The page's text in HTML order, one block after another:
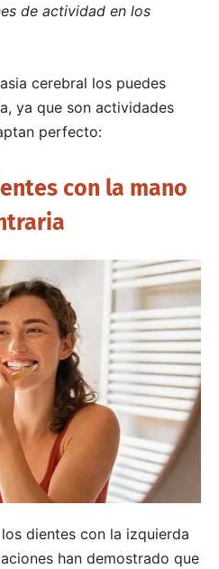
de actividad en los
cerebral los puedes
ya que son actividades
perfecto:
con la mano
dientes con la izquierda
han demostrado que